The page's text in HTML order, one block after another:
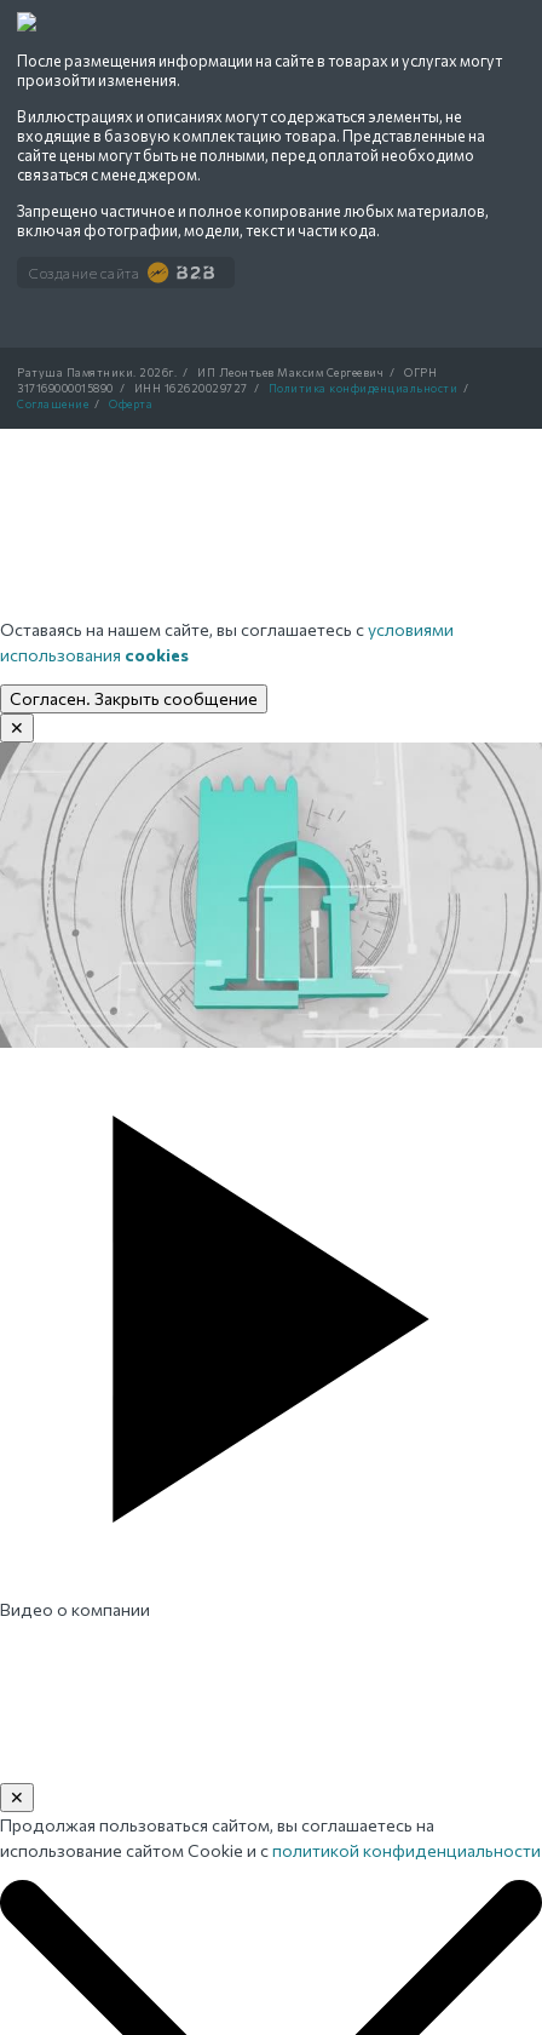
После размещения информации на сайте в товарах и услугах могут
произойти изменения.
В иллюстрациях и описаниях могут содержаться элементы, не
входящие в базовую комплектацию товара. Представленные на
сайте цены могут быть не полными, перед оплатой необходимо
связаться с менеджером.
Запрещено частичное и полное копирование любых материалов,
включая фотографии, модели, текст и части кода.
Создание сайта
Ратуша Памятники. 2026г. / ИП Леонтьев Максим Сергеевич /
ОГРН
317169000015890
/ ИНН 162620029727 / Политика конфиденциальности
/
Соглашение / Оферта
Оставаясь на нашем сайте, вы соглашаетесь сусловиями
использования cookies
Согласен. Закрыть сообщение
✕
Видео о компании
✕
Продолжая пользоваться сайтом, вы соглашаетесь на
использование сайтом Cookie и сполитикой конфиденциальности